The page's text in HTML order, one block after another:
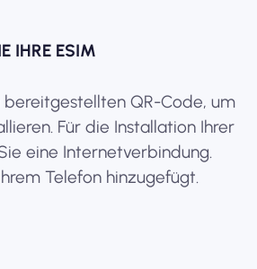
IHRE ESIM
bereitgestellten QR-Code, um
Für die Installation Ihrer
eine Internetverbindung.
Telefon hinzugefügt.